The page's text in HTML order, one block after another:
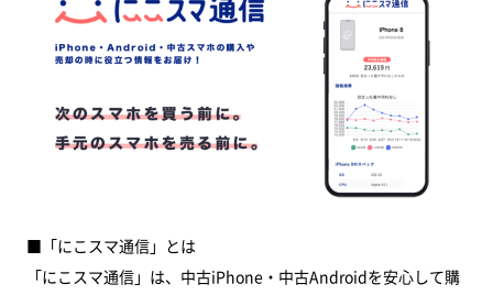
■「にこスマ通信」とは
「にこスマ通信」は、中古iPhone・中古Androidを安心して購